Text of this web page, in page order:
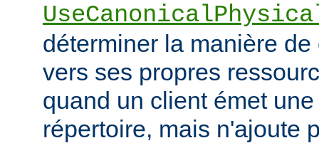
déterminer la manière
vers ses propres
quand un client émet
répertoire, mais n'ajoute